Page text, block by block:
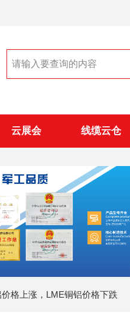
云展会 线缆云仓
格上涨，LME铜铝价格下跌